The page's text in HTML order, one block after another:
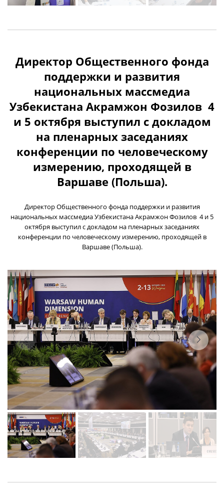
Директор Общественного фонда
поддержки и развития
национальных массмедиа
Узбекистана Акрамжон Фозилов 4
и 5 октября выступил с докладом
на пленарных заседаниях
конференции по человеческому
измерению, проходящей в
Варшаве (Польша).
Директор Общественного фонда поддержки и развития
национальных массмедиа Узбекистана Акрамжон Фозилов 4 и 5
октября выступил с докладом на пленарных заседаниях
конференции по человеческому измерению, проходящей в
Варшаве (Польша).